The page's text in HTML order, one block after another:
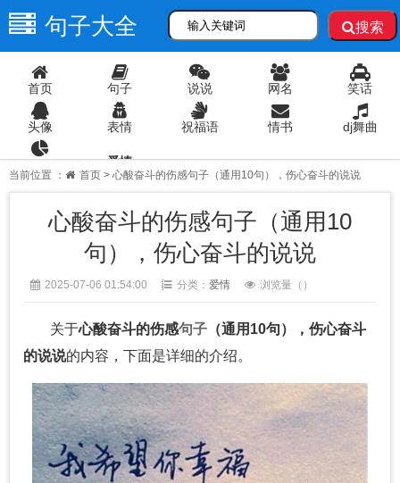
句子大全 搜索
首页 句子 说说 网名 笑话
头像 表情 祝福语 情书 dj舞曲
爱情
当前位置 ： 首页 > 心酸奋斗的伤感句子（通用10句），伤心奋斗的说说
心酸奋斗的伤感句子（通用10
句），伤心奋斗的说说
2025-07-06 01:54:00 分类： 爱情 浏览量（ ）
关于心酸奋斗的伤感句子 （通用10句），伤心奋斗
的说说的内容，下面是详细的介绍。